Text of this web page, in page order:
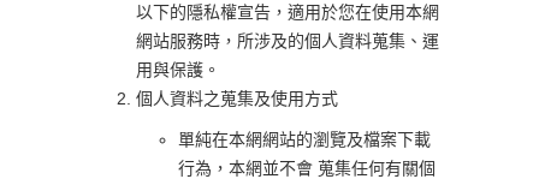
以下的隱私權宣告，適用於您在使用本網
網站服務時，所涉及的個人資料蒐集、運
用與保護。
個人資料之蒐集及使用方式
單純在本網網站的瀏覽及檔案下載
行為，本網並不會 蒐集任何有關個